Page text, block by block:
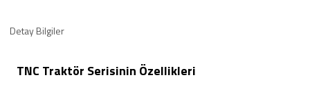
Detay Bilgiler
TNC Traktör Serisinin Özellikleri